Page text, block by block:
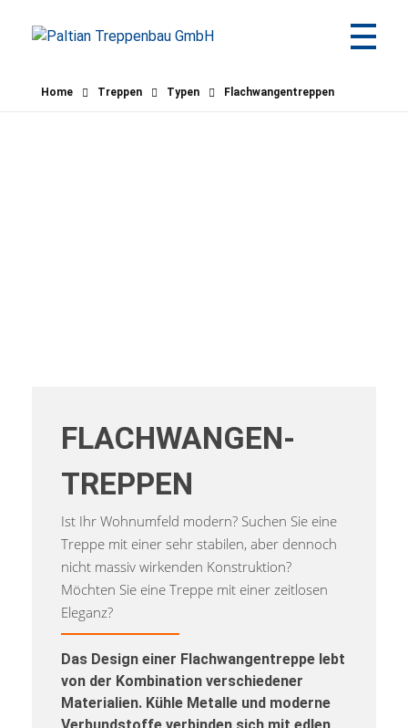
Home Treppen Typen Flachwangentreppen
FLACHWANGEN­
TREPPEN
Ist Ihr Wohnumfeld modern? Suchen Sie eine
Treppe mit einer sehr stabilen, aber dennoch
nicht massiv wirkenden Konstruktion?
Möchten Sie eine Treppe mit einer zeitlosen
Eleganz?
Das Design einer Flachwangentreppe lebt
von der Kombination verschiedener
Materialien. Kühle Metalle und moderne